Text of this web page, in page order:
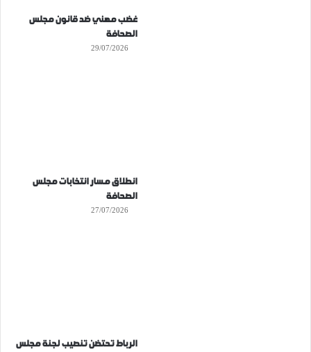
غضب مهني ضد قانون مجلس
الصحافة
29/07/2026
انطلاق مسار انتخابات مجلس
الصحافة
27/07/2026
الرباط تحتضن تنصيب لجنة مجلس